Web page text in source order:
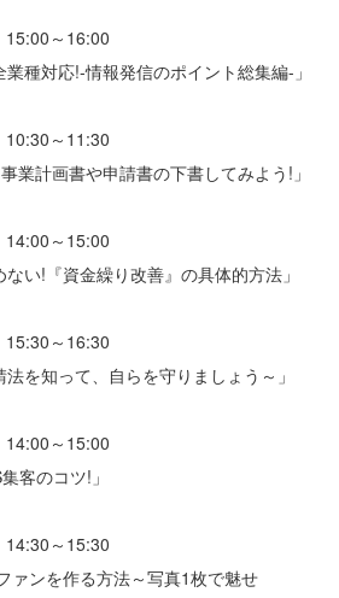
15:00～16:00
種対応!-情報発信のポイント総集編-」
～11:30
業計画書や申請書の下書してみよう!」
～15:00
い!『資金繰り改善』の具体的方法」
～16:30
を知って、自らを守りましょう～」
～15:00
客のコツ!」
～15:30
ァンを作る方法～写真1枚で魅せ